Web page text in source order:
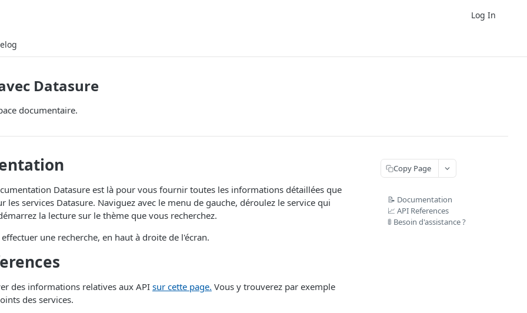
Log In
Datasure
documentaire.
Datasure est là pour vous fournir toutes les informations détaillées que
les services Datasure. Naviguez avec le menu de gauche, déroulez le service qui
la lecture sur le thème que vous recherchez.
une recherche, en haut à droite de l'écran.
des informations relatives aux APIsur cette page. Vous y trouverez par exemple
des services.
Copy Page
📝 Documentation
📈 API References
🚦 Besoin d'assistance ?